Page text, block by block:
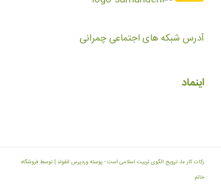
آدرس شبکه های اجتماعی چمرانی
اینماد
زکات کار ما، ترویج الگوی تربیت اسلامی است -پوسته وردپرس انفولد | توسط فروشگاه
خاتم